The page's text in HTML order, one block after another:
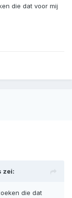
die dat voor mij
zei:
die dat